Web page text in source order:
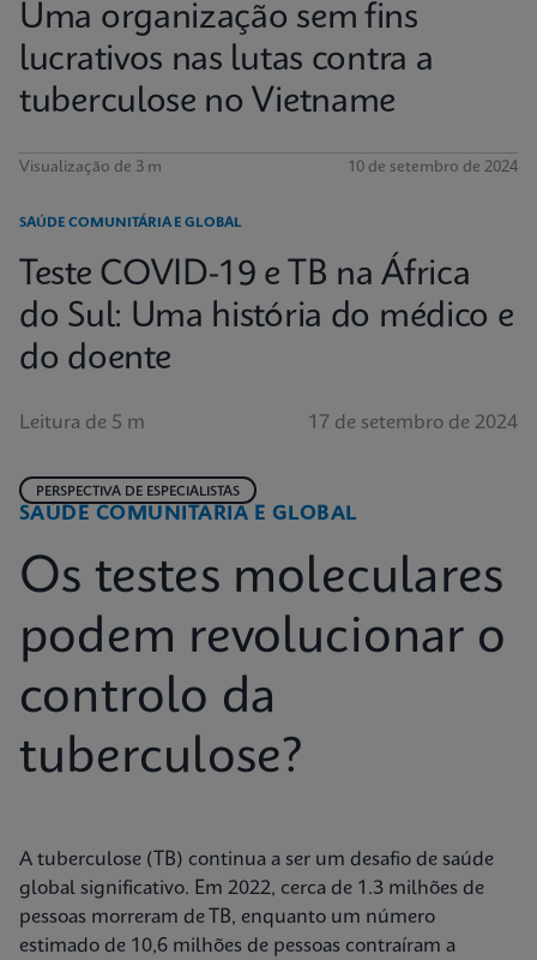
Uma organização sem fins
lucrativos nas lutas contra a
tuberculose no Vietname
Visualização de 3 m 10 de setembro de 2024
SAÚDE COMUNITÁRIA E GLOBAL
Teste COVID-19 e TB na África
do Sul: Uma história do médico e
do doente
Leitura de 5 m 17 de setembro de 2024
SAÚDE COMUNITÁRIA E GLOBAL
PERSPECTIVA DE ESPECIALISTAS
Os testes moleculares
podem revolucionar o
controlo da
tuberculose?
A tuberculose (TB) continua a ser um desafio de saúde
global significativo. Em 2022, cerca de 1.3 milhões de
pessoas morreram de TB, enquanto um número
estimado de 10,6 milhões de pessoas contraíram a